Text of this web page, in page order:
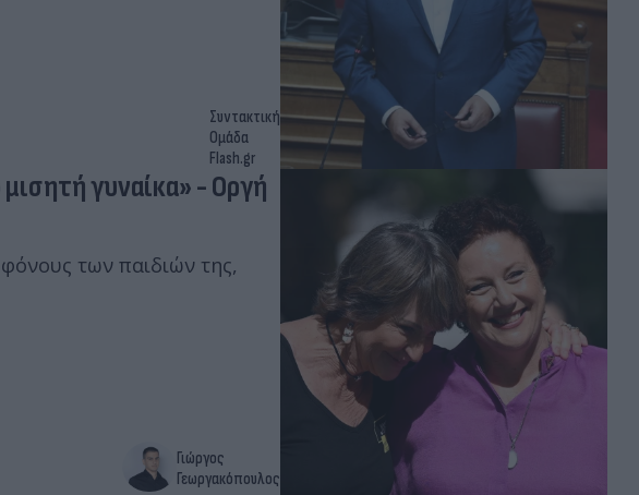
Συντακτική
Ομάδα
Flash.gr
γυναίκα» - Οργή
των παιδιών της,
Γιώργος
Γεωργακόπουλος